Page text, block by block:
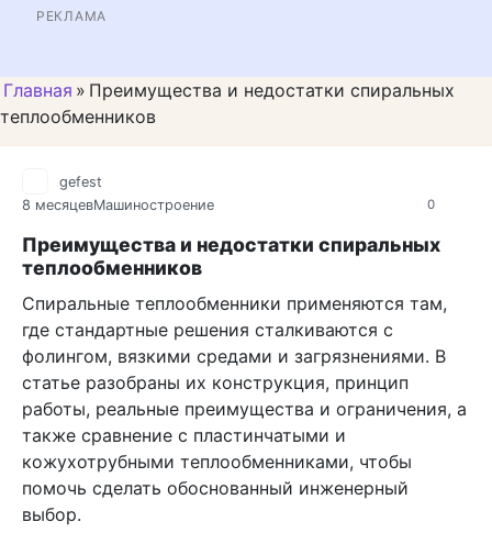
РЕКЛАМА
Главная » Преимущества и недостатки спиральных
теплообменников
0
gefest
8 месяцевМашиностроение
Преимущества и недостатки спиральных
теплообменников
Спиральные теплообменники применяются там,
где стандартные решения сталкиваются с
фолингом, вязкими средами и загрязнениями. В
статье разобраны их конструкция, принцип
работы, реальные преимущества и ограничения, а
также сравнение с пластинчатыми и
кожухотрубными теплообменниками, чтобы
помочь сделать обоснованный инженерный
выбор.